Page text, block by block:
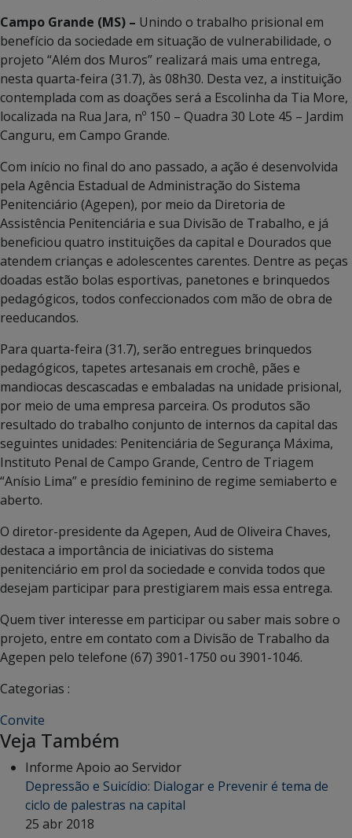
Campo Grande (MS) – Unindo o trabalho prisional em
benefício da sociedade em situação de vulnerabilidade, o
projeto “Além dos Muros” realizará mais uma entrega,
nesta quarta-feira (31.7), às 08h30. Desta vez, a instituição
contemplada com as doações será a Escolinha da Tia More,
localizada na Rua Jara, nº 150 – Quadra 30 Lote 45 – Jardim
Canguru, em Campo Grande.
Com início no final do ano passado, a ação é desenvolvida
pela Agência Estadual de Administração do Sistema
Penitenciário (Agepen), por meio da Diretoria de
Assistência Penitenciária e sua Divisão de Trabalho, e já
beneficiou quatro instituições da capital e Dourados que
atendem crianças e adolescentes carentes. Dentre as peças
doadas estão bolas esportivas, panetones e brinquedos
pedagógicos, todos confeccionados com mão de obra de
reeducandos.
Para quarta-feira (31.7), serão entregues brinquedos
pedagógicos, tapetes artesanais em crochê, pães e
mandiocas descascadas e embaladas na unidade prisional,
por meio de uma empresa parceira. Os produtos são
resultado do trabalho conjunto de internos da capital das
seguintes unidades: Penitenciária de Segurança Máxima,
Instituto Penal de Campo Grande, Centro de Triagem
“Anísio Lima” e presídio feminino de regime semiaberto e
aberto.
O diretor-presidente da Agepen, Aud de Oliveira Chaves,
destaca a importância de iniciativas do sistema
penitenciário em prol da sociedade e convida todos que
desejam participar para prestigiarem mais essa entrega.
Quem tiver interesse em participar ou saber mais sobre o
projeto, entre em contato com a Divisão de Trabalho da
Agepen pelo telefone (67) 3901-1750 ou 3901-1046.
Categorias :
Convite
Veja Também
Informe Apoio ao Servidor
Depressão e Suicídio: Dialogar e Prevenir é tema de
ciclo de palestras na capital
25 abr 2018